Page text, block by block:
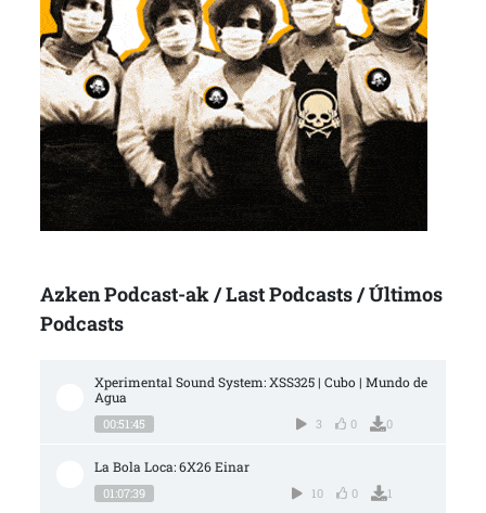
Azken Podcast-ak / Last Podcasts / Últimos
Podcasts
Xperimental Sound System: XSS325 | Cubo | Mundo de
Agua
00:51:45 3 0 0
La Bola Loca: 6X26 Einar
01:07:39 10 0 1